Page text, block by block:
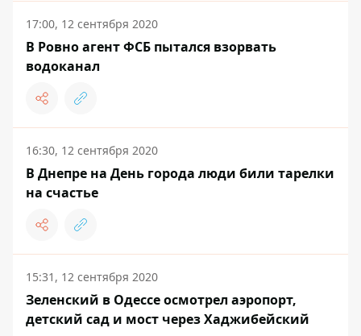
17:00, 12 сентября 2020
В Ровно агент ФСБ пытался взорвать
водоканал
16:30, 12 сентября 2020
В Днепре на День города люди били тарелки
на счастье
15:31, 12 сентября 2020
Зеленский в Одессе осмотрел аэропорт,
детский сад и мост через Хаджибейский